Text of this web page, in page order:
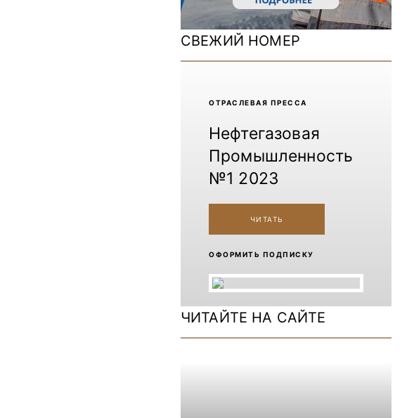
Mining World Russia 2024
СВЕЖИЙ НОМЕР
ОТРАCЛЕВАЯ ПРЕССА
Нефтегазовая
Промышленность
№1 2023
ЧИТАТЬ
ОФОРМИТЬ ПОДПИСКУ
ЧИТАЙТЕ НА САЙТЕ